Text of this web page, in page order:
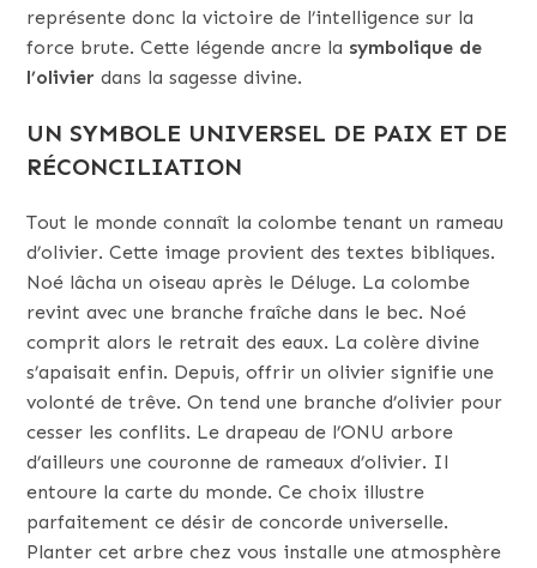
représente donc la victoire de l’intelligence sur la
force brute. Cette légende ancre la symbolique de
l’olivier dans la sagesse divine.
UN SYMBOLE UNIVERSEL DE PAIX ET DE
RÉCONCILIATION
Tout le monde connaît la colombe tenant un rameau
d’olivier. Cette image provient des textes bibliques.
Noé lâcha un oiseau après le Déluge. La colombe
revint avec une branche fraîche dans le bec. Noé
comprit alors le retrait des eaux. La colère divine
s’apaisait enfin. Depuis, offrir un olivier signifie une
volonté de trêve. On tend une branche d’olivier pour
cesser les conflits. Le drapeau de l’ONU arbore
d’ailleurs une couronne de rameaux d’olivier. Il
entoure la carte du monde. Ce choix illustre
parfaitement ce désir de concorde universelle.
Planter cet arbre chez vous installe une atmosphère